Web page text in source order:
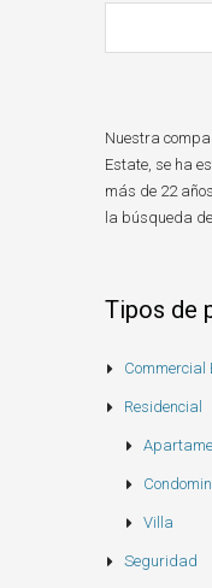
Nuestra
Estate, se ha
más de 22
la búsqueda
Tipos de
Commercial
Residencial
Villa
Seguridad